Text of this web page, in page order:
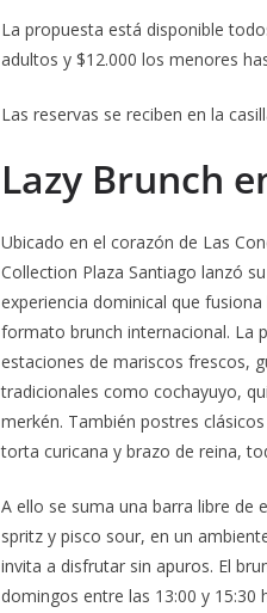
La propuesta está disponible
adultos y $12.000 los menores
Las reservas se reciben en la
Lazy Brunch
Ubicado en el corazón de Las
Collection Plaza Santiago lanzó
experiencia dominical que
formato brunch internacional. La
estaciones de mariscos frescos,
tradicionales como cochayuyo,
merkén. También postres
torta curicana y brazo de reina,
A ello se suma una barra libre de
spritz y pisco sour, en un
invita a disfrutar sin apuros. El
domingos entre las 13:00 y 15:30